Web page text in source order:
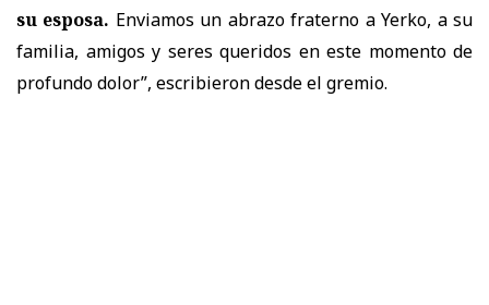
su esposa. Enviamos un abrazo fraterno a Yerko, a su
familia, amigos y seres queridos en este momento de
profundo dolor”, escribieron desde el gremio.